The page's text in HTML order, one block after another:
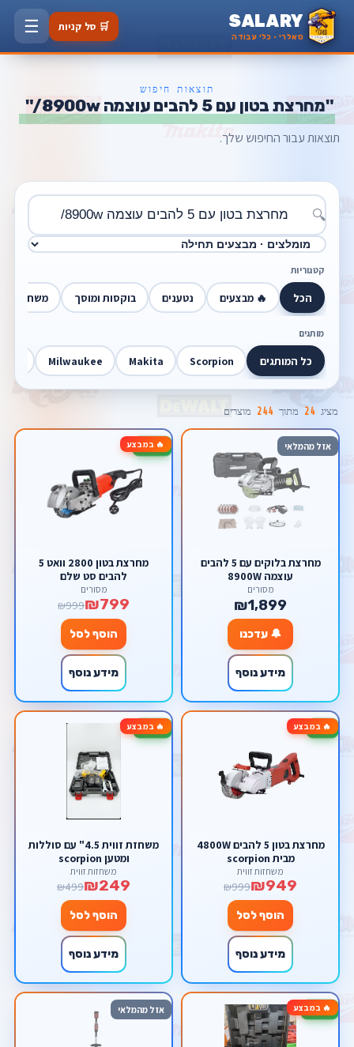
SALARY
סאלרי · כלי עבודה
🛒 סל קניות ☰
תוצאות חיפוש
"מחרצת בטון עם 5 להבים עוצמה 8900w/"
תוצאות עבור החיפוש שלך.
🔍
קטגוריות
הכל 🔥 מבצעים נטענים בוקסות ומוסך משחזות
מותגים
כל המותגים Scorpion
Makita
Milwaukee
מציג 24 מתוך 244 מוצרים
אזל מהמלאי
מחרצת בלוקים עם 5 להבים
עוצמה 8900W
מסורים
₪1,899
🔔 עדכנו
מידע נוסף
🔥 במבצע-20%
מחרצת בטון 2800 וואט 5
להבים סט שלם
מסורים
₪799
₪999
הוסף לסל
מידע נוסף
🔥 במבצע-5%
מחרצת בטון 5 להבים 4800W
מבית scorpion
משחזות זווית
₪949
₪999
הוסף לסל
מידע נוסף
🔥 במבצע-50%
משחזת זווית 4.5" עם סוללות
ומטען scorpion
משחזות זווית
₪249
₪499
הוסף לסל
מידע נוסף
🔥 במבצע-33% אזל מהמלאי